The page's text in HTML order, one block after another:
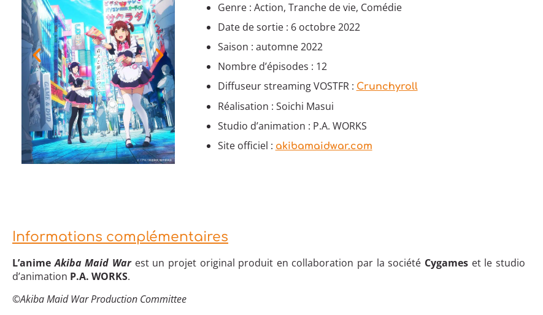
Genre : Action, Tranche de vie, Comédie
Date de sortie : 6 octobre 2022
Saison : automne 2022
Nombre d’épisodes : 12
Diffuseur streaming VOSTFR : Crunchyroll
Réalisation : Soichi Masui
Studio d’animation : P.A. WORKS
Site officiel : akibamaidwar.com
Informations complémentaires
L’animeAkiba Maid Warest un projet original produit en collaboration par la société Cygames et le studio
d’animation P.A. WORKS.
©Akiba Maid War Production Committee